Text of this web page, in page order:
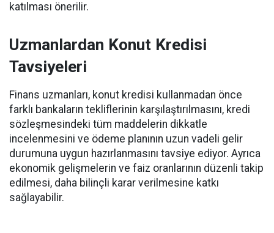
katılması önerilir.
Uzmanlardan Konut Kredisi
Tavsiyeleri
Finans uzmanları, konut kredisi kullanmadan önce
farklı bankaların tekliflerinin karşılaştırılmasını, kredi
sözleşmesindeki tüm maddelerin dikkatle
incelenmesini ve ödeme planının uzun vadeli gelir
durumuna uygun hazırlanmasını tavsiye ediyor. Ayrıca
ekonomik gelişmelerin ve faiz oranlarının düzenli takip
edilmesi, daha bilinçli karar verilmesine katkı
sağlayabilir.